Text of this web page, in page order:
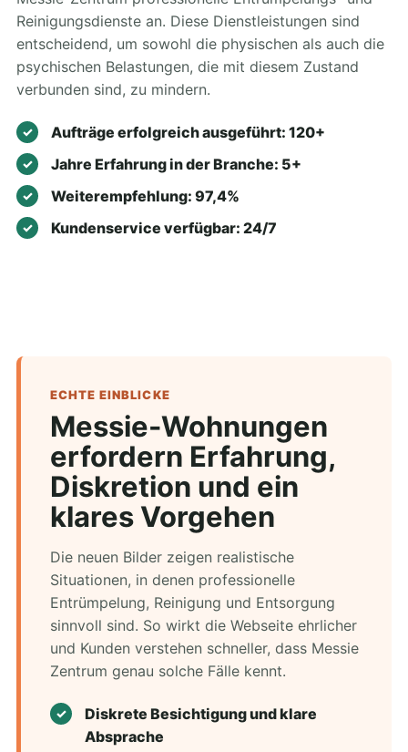
Reinigungsdienste an. Diese Dienstleistungen sind
entscheidend, um sowohl die physischen als auch die
psychischen Belastungen, die mit diesem Zustand
verbunden sind, zu mindern.
Aufträge erfolgreich ausgeführt: 120+
Jahre Erfahrung in der Branche: 5+
Weiterempfehlung: 97,4%
Kundenservice verfügbar: 24/7
ECHTE EINBLICKE
Messie-Wohnungen
erfordern Erfahrung,
Diskretion und ein
klares Vorgehen
Die neuen Bilder zeigen realistische
Situationen, in denen professionelle
Entrümpelung, Reinigung und Entsorgung
sinnvoll sind. So wirkt die Webseite ehrlicher
und Kunden verstehen schneller, dass Messie
Zentrum genau solche Fälle kennt.
Diskrete Besichtigung und klare
Absprache